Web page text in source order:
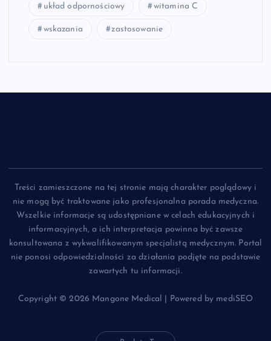
układ odpornościowy witamina C
wskazania zastosowanie
Treści zamieszczone na tej stronie mają charakter poglądowy i
nie mogą być traktowane jako profesjonalna porada medyczna.
Wszelkie informacje są udostępniane w celach edukacyjnych i
informacyjnych, a ich interpretacja powinna być zawsze
konsultowana z wykwalifikowanym specjalistą medycznym. Portal
nie ponosi odpowiedzialności za działania podjęte na podstawie
zawartych tu informacji.
Copyright © 2026 Mangone Medical | Powered by mediSEO